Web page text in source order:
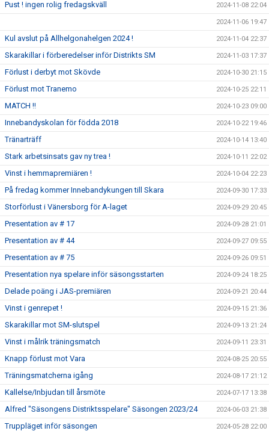
Pust ! ingen rolig fredagskväll 2024-11-08 22:04
2024-11-06 19:47
Kul avslut på Allhelgonahelgen 2024 ! 2024-11-04 22:37
Skarakillar i förberedelser inför Distrikts SM 2024-11-03 17:37
Förlust i derbyt mot Skövde 2024-10-30 21:15
Förlust mot Tranemo 2024-10-25 22:11
MATCH !! 2024-10-23 09:00
Innebandyskolan för födda 2018 2024-10-22 19:46
Tränarträff 2024-10-14 13:40
Stark arbetsinsats gav ny trea ! 2024-10-11 22:02
Vinst i hemmapremiären ! 2024-10-04 22:23
På fredag kommer Innebandykungen till Skara 2024-09-30 17:33
Storförlust i Vänersborg för A-laget 2024-09-29 20:45
Presentation av # 17 2024-09-28 21:01
Presentation av # 44 2024-09-27 09:55
Presentation av # 75 2024-09-26 09:51
Presentation nya spelare inför säsongsstarten 2024-09-24 18:25
Delade poäng i JAS-premiären 2024-09-21 20:44
Vinst i genrepet ! 2024-09-15 21:36
Skarakillar mot SM-slutspel 2024-09-13 21:24
Vinst i målrik träningsmatch 2024-09-11 23:31
Knapp förlust mot Vara 2024-08-25 20:55
Träningsmatcherna igång 2024-08-17 21:12
Kallelse/Inbjudan till årsmöte 2024-07-17 13:38
Alfred "Säsongens Distriktsspelare" Säsongen 2023/24 2024-06-03 21:38
Truppläget inför säsongen 2024-05-28 22:00